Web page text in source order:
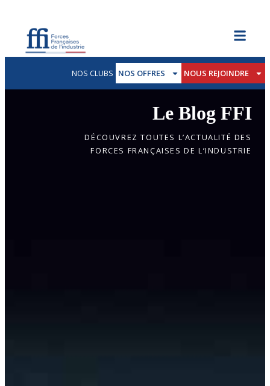
NOS CLUBS NOS OFFRES NOUS REJOINDRE
Le Blog FFI
DÉCOUVREZ TOUTES L’ACTUALITÉ DES
FORCES FRANÇAISES DE L’INDUSTRIE